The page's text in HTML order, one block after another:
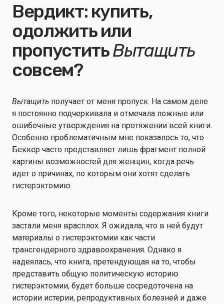
Вердикт: купить,
одолжить или
пропуститьВытащить
совсем?
Вытащить получает от меня пропуск. На самом деле
я постоянно подчеркивала и отмечала ложные или
ошибочные утверждения на протяжении всей книги.
Особенно проблематичным мне показалось то, что
Беккер часто представляет лишь фрагмент полной
картины возможностей для женщин, когда речь
идет о причинах, по которым они хотят сделать
гистерэктомию.
Кроме того, некоторые моменты содержания книги
застали меня врасплох. Я ожидала, что в ней будут
материалы о гистерэктомии как части
трансгендерного здравоохранения. Однако я
надеялась, что книга, претендующая на то, чтобы
представить общую политическую историю
гистерэктомии, будет больше сосредоточена на
истории истерии, репродуктивных болезней и даже